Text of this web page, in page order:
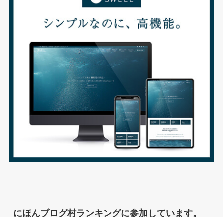
にほんブログ村ランキングに参加しています。